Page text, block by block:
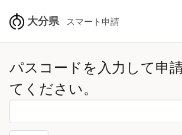
大分県 スマート申請
パスコードを入力して申
てください。